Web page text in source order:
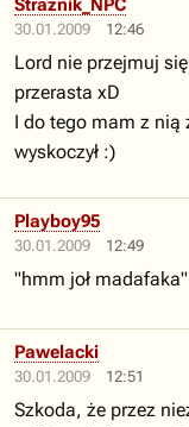
30.01.2009 12:46
Straznik_NPC
Lord nie przejmuj
przerasta xD
I do tego mam z nią
wyskoczył :)
30.01.2009 12:49
Playboy95
"hmm joł
30.01.2009 12:51
Pawelacki
Szkoda, że przez